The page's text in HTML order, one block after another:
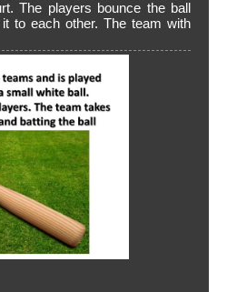
The players bounce the ball
to each other. The team with